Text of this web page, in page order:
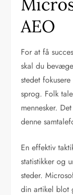
AEO
For at få
skal du
stedet
sprog. Folk
mennesker.
denne
En effektiv
statistikker og
steder.
din artikel blot